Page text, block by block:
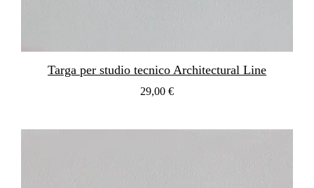
Targa per studio tecnico Architectural Line
29,00 €